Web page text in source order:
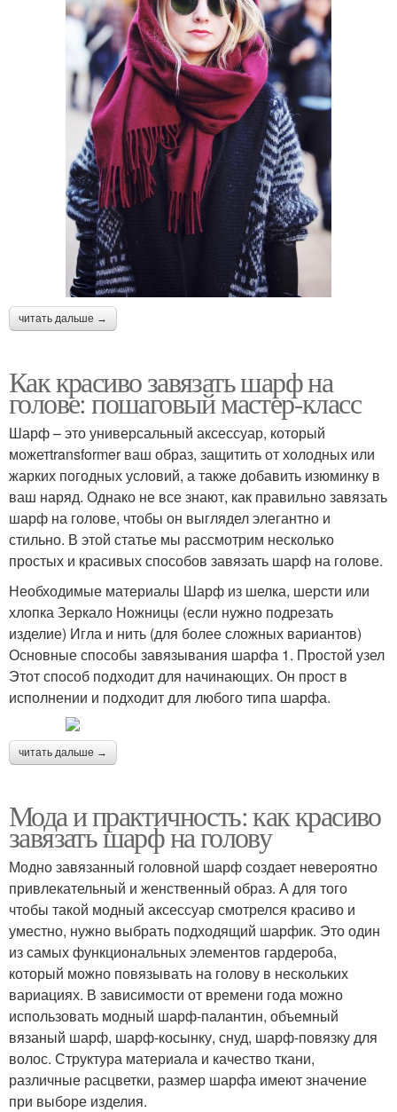
читать дальше →
Как красиво завязать шарф на
голове: пошаговый мастер-класс
Шарф – это универсальный аксессуар, который
можетtransformer ваш образ, защитить от холодных или
жарких погодных условий, а также добавить изюминку в
ваш наряд. Однако не все знают, как правильно завязать
шарф на голове, чтобы он выглядел элегантно и
стильно. В этой статье мы рассмотрим несколько
простых и красивых способов завязать шарф на голове.
Необходимые материалы Шарф из шелка, шерсти или
хлопка Зеркало Ножницы (если нужно подрезать
изделие) Игла и нить (для более сложных вариантов)
Основные способы завязывания шарфа 1. Простой узел
Этот способ подходит для начинающих. Он прост в
исполнении и подходит для любого типа шарфа.
читать дальше →
Мода и практичность: как красиво
завязать шарф на голову
Модно завязанный головной шарф создает невероятно
привлекательный и женственный образ. А для того
чтобы такой модный аксессуар смотрелся красиво и
уместно, нужно выбрать подходящий шарфик. Это один
из самых функциональных элементов гардероба,
который можно повязывать на голову в нескольких
вариациях. В зависимости от времени года можно
использовать модный шарф-палантин, объемный
вязаный шарф, шарф-косынку, снуд, шарф-повязку для
волос. Структура материала и качество ткани,
различные расцветки, размер шарфа имеют значение
при выборе изделия.